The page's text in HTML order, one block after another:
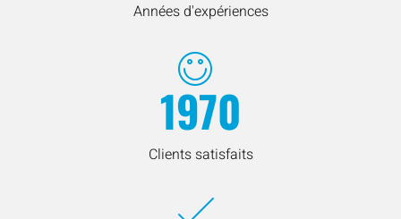
Années d'expériences
1970
Clients satisfaits